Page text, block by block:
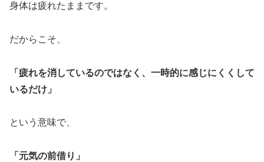
身体は疲れたままです。
だからこそ、
「疲れを消しているのではなく、一時的に感じにくくして
いるだけ」
という意味で、
「元気の前借り」